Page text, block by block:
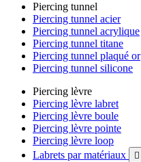
Piercing tunnel
Piercing tunnel acier
Piercing tunnel acrylique
Piercing tunnel titane
Piercing tunnel plaqué or
Piercing tunnel silicone
Piercing lèvre
Piercing lèvre labret
Piercing lèvre boule
Piercing lèvre pointe
Piercing lèvre loop
Labrets par matériaux
